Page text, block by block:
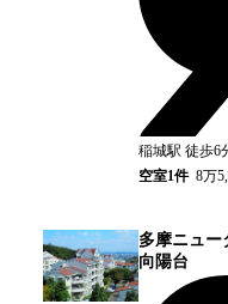
稲城駅 徒歩6
空室1件 8万
多摩ニュー
向陽台